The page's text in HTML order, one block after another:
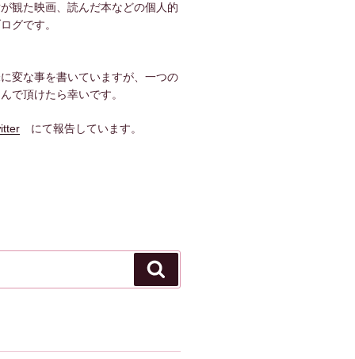
観た映画、読んだ本などの個人的
グです。
変な事を書いていますが、一つの
で頂けたら幸いです。
にて報告しています。
索